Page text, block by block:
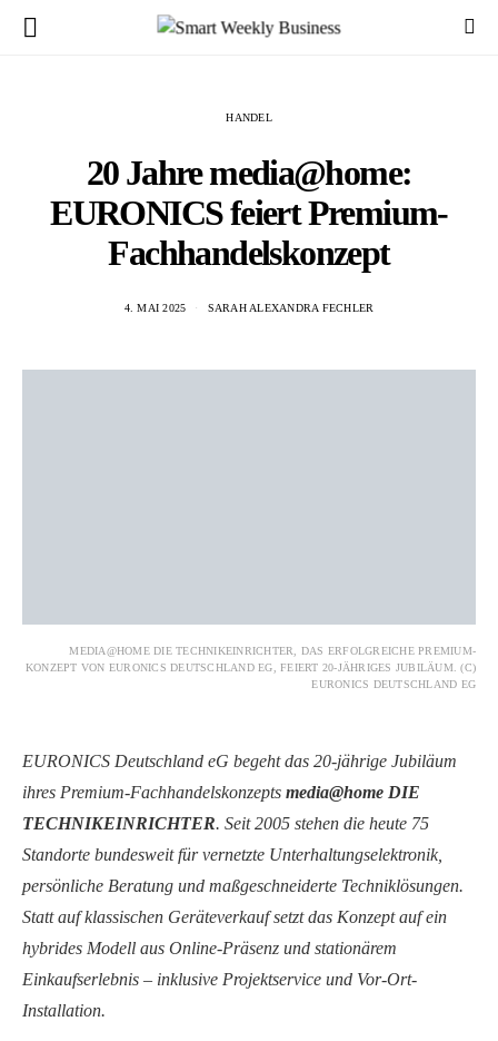
HANDEL
20 Jahre media@home:
EURONICS feiert Premium-
Fachhandelskonzept
4. MAI 2025 SARAH ALEXANDRA FECHLER
MEDIA@HOME DIE TECHNIKEINRICHTER, DAS ERFOLGREICHE PREMIUM-
KONZEPT VON EURONICS DEUTSCHLAND EG, FEIERT 20-JÄHRIGES JUBILÄUM. (C)
EURONICS DEUTSCHLAND EG
EURONICS Deutschland eG begeht das 20-jährige Jubiläum
ihres Premium-Fachhandelskonzepts media@home DIE
TECHNIKEINRICHTER. Seit 2005 stehen die heute 75
Standorte bundesweit für vernetzte Unterhaltungselektronik,
persönliche Beratung und maßgeschneiderte Techniklösungen.
Statt auf klassischen Geräteverkauf setzt das Konzept auf ein
hybrides Modell aus Online-Präsenz und stationärem
Einkaufserlebnis – inklusive Projektservice und Vor-Ort-
Installation.